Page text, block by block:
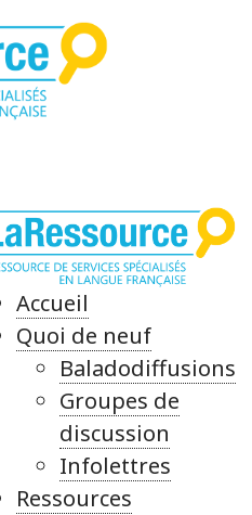
Accueil
Quoi de neuf
Baladodiffusions
Groupes de
discussion
Infolettres
Ressources